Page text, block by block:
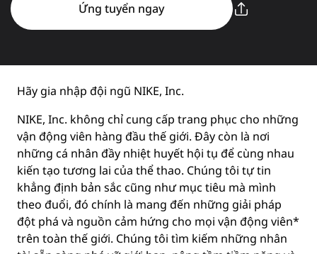
Ứng tuyển ngay
Hãy gia nhập đội ngũ NIKE, Inc.
NIKE, Inc. không chỉ cung cấp trang phục cho những
vận động viên hàng đầu thế giới. Đây còn là nơi
những cá nhân đầy nhiệt huyết hội tụ để cùng nhau
kiến tạo tương lai của thể thao. Chúng tôi tự tin
khẳng định bản sắc cũng như mục tiêu mà mình
theo đuổi, đó chính là mang đến những giải pháp
đột phá và nguồn cảm hứng cho mọi vận động viên*
trên toàn thế giới. Chúng tôi tìm kiếm những nhân